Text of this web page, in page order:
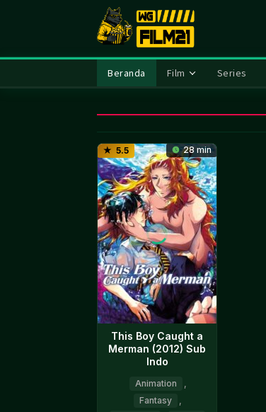
Beranda Film Series
5.5 28 min
This Boy Caught a
Merman (2012) Sub
Indo
Animation
,
Fantasy
,